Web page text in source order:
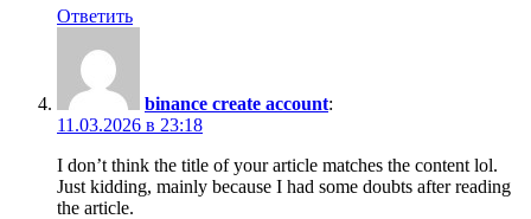
Ответить
binance create account:
11.03.2026 в 23:18
I don’t think the title of your article matches the content lol.
Just kidding, mainly because I had some doubts after reading
the article.